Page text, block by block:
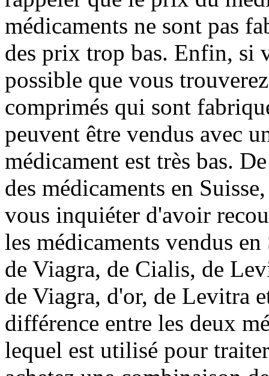
médicaments ne sont pas
des prix trop bas. Enfin, si
possible que vous
comprimés qui sont
peuvent être vendus avec
médicament est très bas.
des médicaments en
vous inquiéter d'avoir
les médicaments vendus
de Viagra, de Cialis, de
de Viagra, d'or, de Levitra
différence entre les deux
lequel est utilisé pour